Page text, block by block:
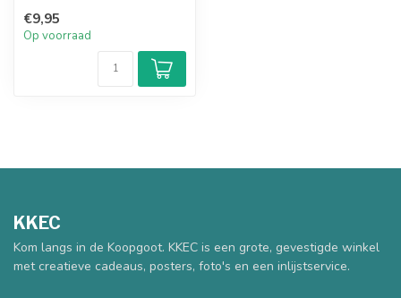
€9,95
Op voorraad
KKEC
Kom langs in de Koopgoot. KKEC is een grote, gevestigde winkel
met creatieve cadeaus, posters, foto's en een inlijstservice.